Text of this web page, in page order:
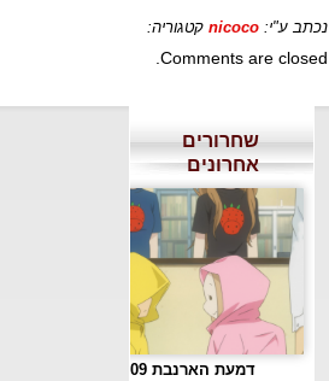
נכתב ע"י: nicoco קטגוריה:
Comments are closed.
שחרורים
אחרונים
דמעת הארנבת 09